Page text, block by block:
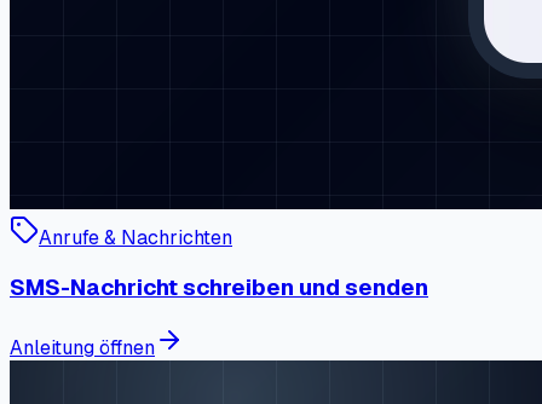
Anrufe & Nachrichten
SMS-Nachricht schreiben und senden
Anleitung öffnen